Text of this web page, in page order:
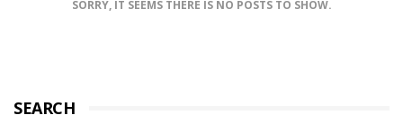
SORRY, IT SEEMS THERE IS NO POSTS TO SHOW.
SEARCH